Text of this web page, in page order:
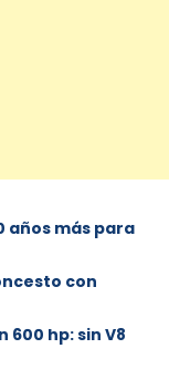
años más para
con
600 hp: sin V8